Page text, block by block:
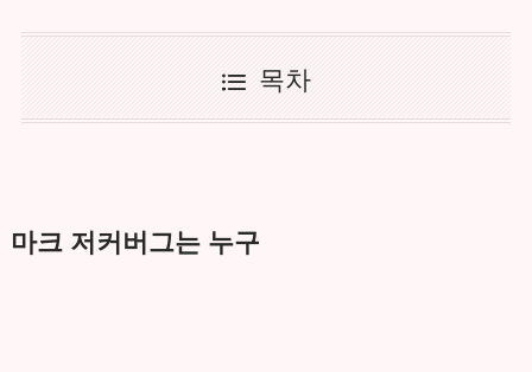
목차
마크 저커버그는 누구